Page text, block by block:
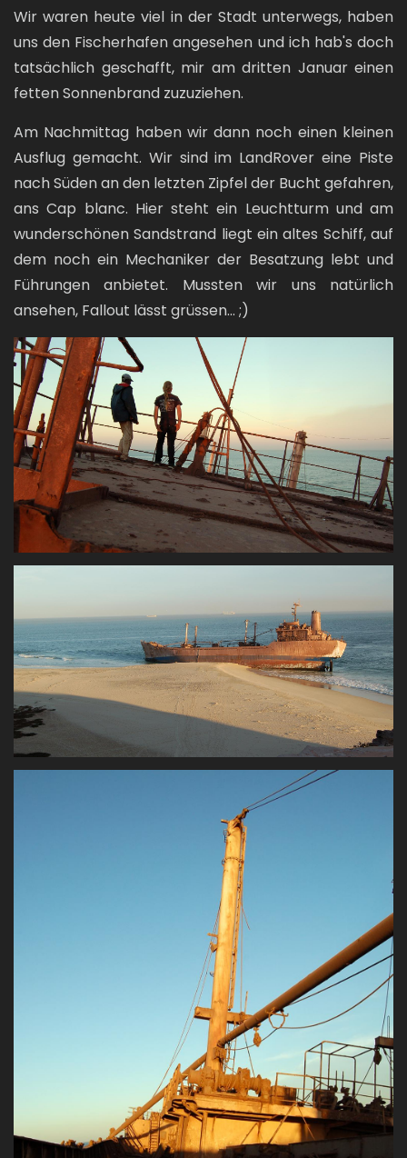
Wir waren heute viel in der Stadt unterwegs, haben
uns den Fischerhafen angesehen und ich hab's doch
tatsächlich geschafft, mir am dritten Januar einen
fetten Sonnenbrand zuzuziehen.
Am Nachmittag haben wir dann noch einen kleinen
Ausflug gemacht. Wir sind im LandRover eine Piste
nach Süden an den letzten Zipfel der Bucht gefahren,
ans Cap blanc. Hier steht ein Leuchtturm und am
wunderschönen Sandstrand liegt ein altes Schiff, auf
dem noch ein Mechaniker der Besatzung lebt und
Führungen anbietet. Mussten wir uns natürlich
ansehen, Fallout lässt grüssen... ;)